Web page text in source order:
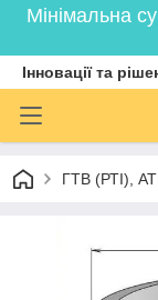
Мінімальна
Інновації та
ГТВ (РТI),